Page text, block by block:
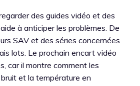
des guides vidéo et des
à anticiper les problèmes. De
SAV et des séries concernées
lots. Le prochain encart vidéo
car il montre comment les
et la température en